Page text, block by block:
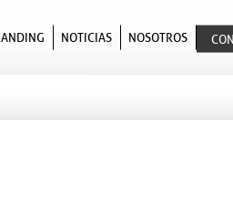
NOTICIAS NOSOTROS